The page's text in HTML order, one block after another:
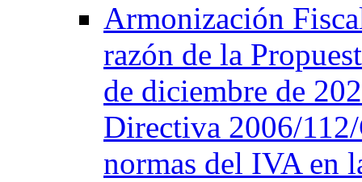
Armonización
razón de la
de diciembre de
Directiva 2006/
normas del IVA en